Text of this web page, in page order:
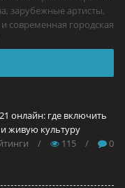
зарубежные артисты,
современная городская
онлайн: где включить
живую культуру
/ 115 / 0